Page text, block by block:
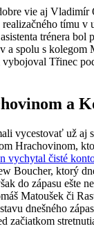
vie aj Vladimír
tímu v
trénera bol
a spolu s kolegom
Třinec
a
vycestovať už aj
Hrachovinom,
vychytal čisté
Boucher, ktorý
do zápasu ešte
Matoušek či
dnešného
začiatkom